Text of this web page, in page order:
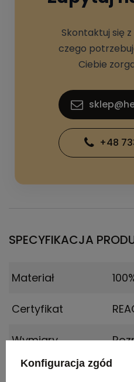
Skontaktuj się
czego
Ciebie
+48
SPECYFIKACJA
Materiał
Certyfikat
Wymiary
Konfiguracja zgód